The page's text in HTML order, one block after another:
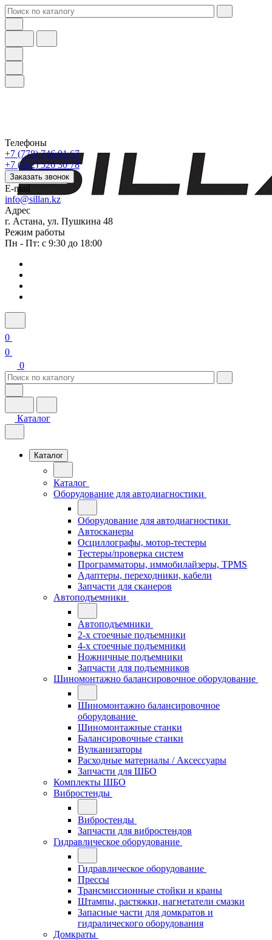
Телефоны
+7 (778) 746 01 67
+7 (702) 526 30 78
Заказать звонок
E-mail
info@sillan.kz
Адрес
г. Астана, ул. Пушкина 48
Режим работы
Пн - Пт: с 9:30 до 18:00
0
0
0
Каталог
Каталог
Каталог
Оборудование для автодиагностики
Оборудование для автодиагностики
Автосканеры
Осциллографы, мотор-тестеры
Тестеры/проверка систем
Программаторы, иммобилайзеры, TPMS
Адаптеры, переходники, кабели
Запчасти для сканеров
Автоподъемники
Автоподъемники
2-х стоечные подъемники
4-х стоечные подъемники
Ножничные подъемники
Запчасти для подъемников
Шиномонтажно балансировочное оборудование
Шиномонтажно балансировочное
оборудование
Шиномонтажные станки
Балансировочные станки
Вулканизаторы
Расходные материалы / Аксессуары
Запчасти для ШБО
Комплекты ШБО
Вибростенды
Вибростенды
Запчасти для вибростендов
Гидравлическое оборудование
Гидравлическое оборудование
Прессы
Трансмиссионные стойки и краны
Штампы, растяжки, нагнетатели смазки
Запасные части для домкратов и
гидралического оборудования
Домкраты